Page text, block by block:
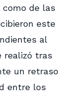
de las
este
al
realizó tras
un retraso
entre los